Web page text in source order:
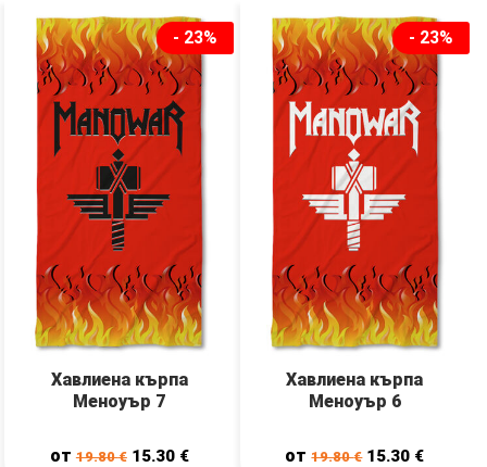
- 23%
Хавлиена кърпа
Меноуър 7
от19.80€ 15.30 €
- 23%
Хавлиена кърпа
Меноуър 6
от19.80€ 15.30 €